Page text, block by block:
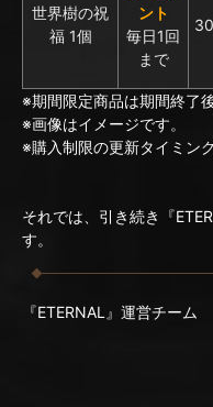
世界樹の祝
福 1個
ント
毎日1回
まで
※期間限定商品は期間終了
※画像はイメージです。
※購入制限の更新タイミン
それでは、引き続き『
す。
『ETERNAL』運営チーム